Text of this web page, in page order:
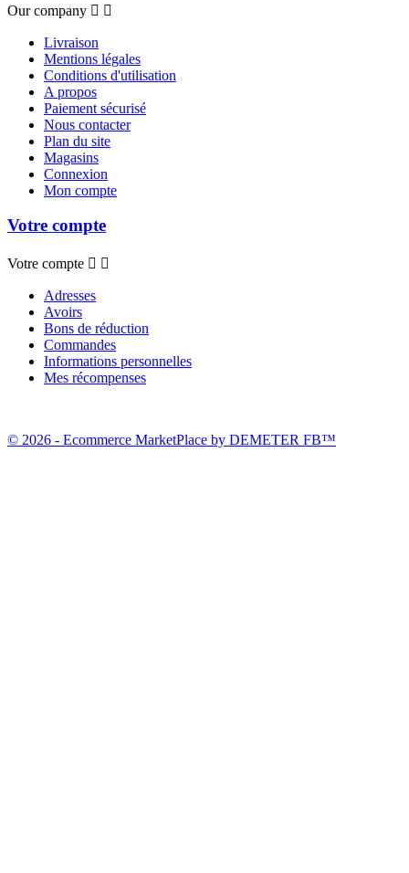
Our company  
Livraison
Mentions légales
Conditions d'utilisation
A propos
Paiement sécurisé
Nous contacter
Plan du site
Magasins
Connexion
Mon compte
Votre compte
Votre compte  
Adresses
Avoirs
Bons de réduction
Commandes
Informations personnelles
Mes récompenses
© 2026 - Ecommerce MarketPlace by DEMETER FB™